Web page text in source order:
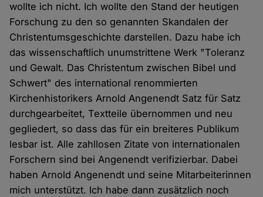
wollte ich nicht. Ich wollte den Stand der heutigen
Forschung zu den so genannten Skandalen der
Christentumsgeschichte darstellen. Dazu habe ich
das wissenschaftlich unumstrittene Werk "Toleranz
und Gewalt. Das Christentum zwischen Bibel und
Schwert" des international renommierten
Kirchenhistorikers Arnold Angenendt Satz für Satz
durchgearbeitet, Textteile übernommen und neu
gegliedert, so dass das für ein breiteres Publikum
lesbar ist. Alle zahllosen Zitate von internationalen
Forschern sind bei Angenendt verifizierbar. Dabei
haben Arnold Angenendt und seine Mitarbeiterinnen
mich unterstützt. Ich habe dann zusätzlich noch